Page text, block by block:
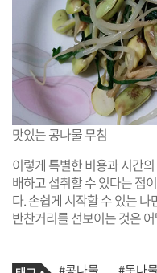
맛있는 콩나물 무침
이렇게 특별한 비용과 시간
배하고 섭취할 수 있다는 점
다. 손쉽게 시작할 수 있는
반찬거리를 선보이는 것은
기
태